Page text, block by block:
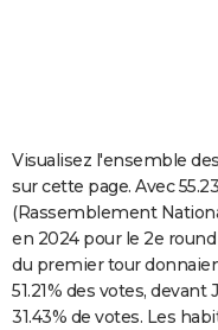
CARTE DE VOEUX
Carte de Noël
Carte Bonne année
Carte Saint-Valentin
Carte Pâques
Carte d'anniversaire
DICTIONNAIRE
Dictionnaire
Biographies
Citations
Expressions
Proverbes
PROGRAMME TV
COPAINS D'AVANT
Visualisez l'ensemble
sur cette page. Avec
(Rassemblement
en 2024 pour le 2e
du premier tour
51.21% des votes,
31.43% de votes. Les